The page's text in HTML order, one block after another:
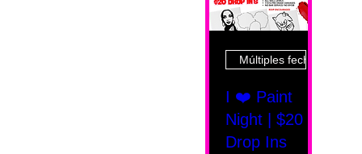
Múltiples fechas
I ❤️ Paint
Night | $20
Drop Ins